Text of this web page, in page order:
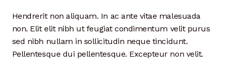
24-Month Resident
3-Month Resident
Hendrerit non aliquam. In ac ante vitae malesuada
non. Elit elit nibh ut feugiat condimentum velit purus
sed nibh nullam in sollicitudin neque tincidunt.
Pellentesque dui pellentesque. Excepteur non velit.